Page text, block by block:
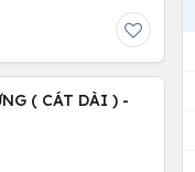
( CÁT DÀI ) -